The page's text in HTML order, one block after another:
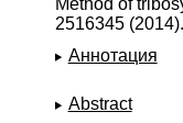
2516345
Аннотация
Abstract